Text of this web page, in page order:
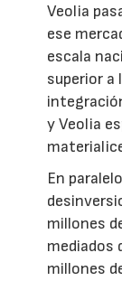
Veolia
ese
escala
superior a
y Veolia
En
millones
mediados
millones